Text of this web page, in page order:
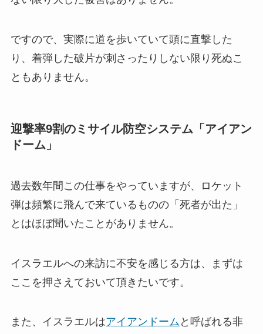
ですので、実際に道を歩いていて頭に直撃した
り、着弾した破片が刺さったりしない限り死ぬこ
ともありません。
迎撃率9割のミサイル防空システム「アイアン
ドーム」
過去数年間この仕事をやっていますが、ロケット
弾は頻繁に飛んで来ているものの「死者が出た」
とはほぼ聞いたことがありません。
イスラエルへの来訪に不安を感じる方は、まずは
ここを押さえておいて頂きたいです。
また、イスラエルはアイアンドーム と呼ばれる非